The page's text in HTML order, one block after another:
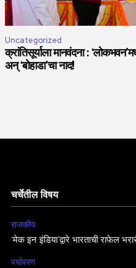
Uncategorized
क्रांतिसूर्याला मानवंदना :
अन् ‘बोहाडा’चा नाद!
चर्चेतील विषय
राजकीय
‘मेक इन इंडिया’द्वारे भारताची राफेल
पर्यावरण